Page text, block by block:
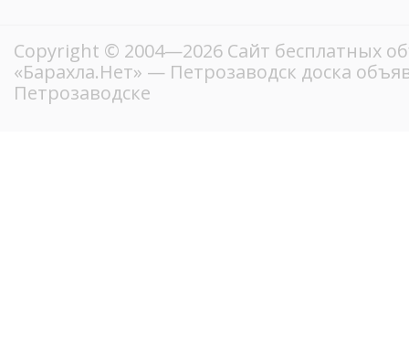
Copyright © 2004—2026 Сайт бесплатных
«Барахла.Нет» — Петрозаводск доска
Петрозаводске